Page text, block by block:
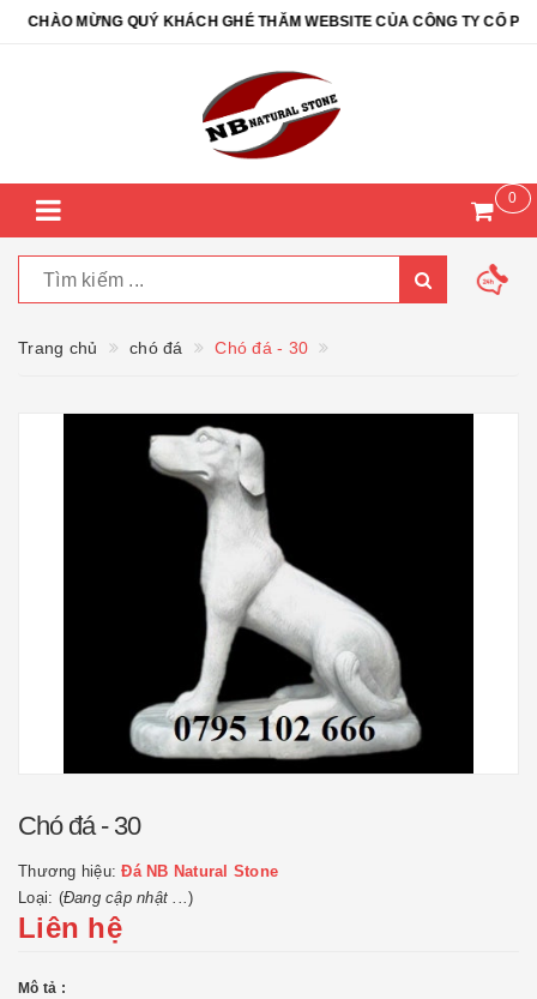
CHÀO MỪNG QUÝ KHÁCH GHÉ THĂM WEBSITE CỦA CÔNG TY CỔ
0
Trang chủ chó đá Chó đá - 30
Chó đá - 30
Thương hiệu:Đá NB Natural Stone
Loại: (Đang cập nhật ...)
Liên hệ
Mô tả :